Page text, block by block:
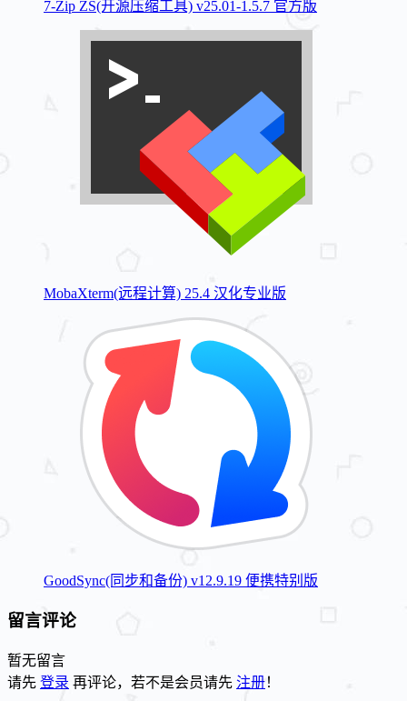
7-Zip ZS(开源压缩工具) v25.01-1.5.7 官方版
MobaXterm(远程计算) 25.4 汉化专业版
GoodSync(同步和备份) v12.9.19 便携特别版
留言评论
暂无留言
请先 登录 再评论，若不是会员请先 注册！